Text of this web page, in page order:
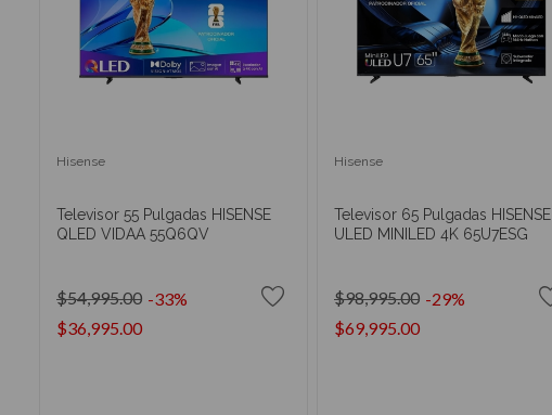
Hisense
Televisor 55 Pulgadas HISENSE
QLED VIDAA 55Q6QV
$36,995.00
$54,995.00 -33%
Hisense
Televisor 65 Pulgadas HISENSE
ULED MINILED 4K 65U7ESG
$69,995.00
$98,995.00 -29%